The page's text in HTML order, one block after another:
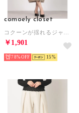
comoely closet
コクーンが揺れるジャンパードレス （ベージュ）
￥1,901
78% 15